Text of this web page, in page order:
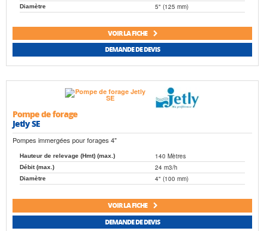
Diamètre 5" (125 mm)
VOIR LA FICHE
DEMANDE DE DEVIS
Pompe de forage
Jetly SE
Pompes immergées pour forages 4"
Hauteur de relevage (Hmt) (max.) 140 Mètres
Débit (max.) 24 m3/h
Diamètre 4" (100 mm)
VOIR LA FICHE
DEMANDE DE DEVIS